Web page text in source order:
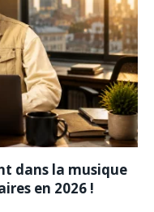
dans la musique
en 2026 !